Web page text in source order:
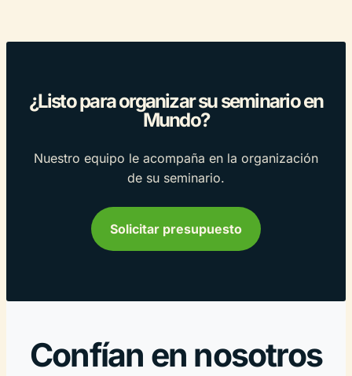
¿Listo para organizar su seminario en
Mundo?
Nuestro equipo le acompaña en la organización
de su seminario.
Solicitar presupuesto
Confían en nosotros